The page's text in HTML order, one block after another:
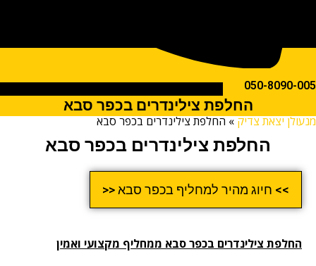
050-
החלפת צילינדרים בכפר סבא
יצאת צדיק»החלפת צילינדרים בכפר סבא
החלפת צילינדרים בכפר סבא
>> חיוג מהיר למחליף בכפר סבא <<
צילינדרים בכפר סבאממחליף מקצועי ואמין